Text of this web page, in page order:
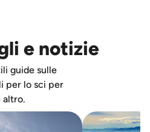
e notizie
guide sulle
per lo sci per
altro.